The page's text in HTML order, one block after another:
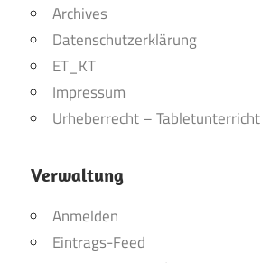
Archives
Datenschutzerklärung
ET_KT
Impressum
Urheberrecht – Tabletunterricht
Verwaltung
Anmelden
Eintrags-Feed